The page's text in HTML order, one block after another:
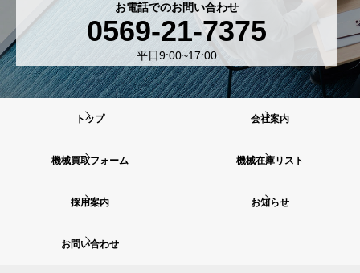
お電話でのお問い合わせ
0569-21-7375
平日9:00~17:00
トップ 会社案内
機械買取フォーム 機械在庫リスト
採用案内 お知らせ
お問い合わせ